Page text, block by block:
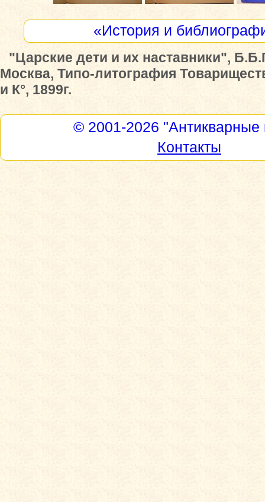
«История и
"Царские дети и их наставники",
Москва, Типо-литография
и К°, 1899г.
© 2001-2026 "Антикварные
Контакты